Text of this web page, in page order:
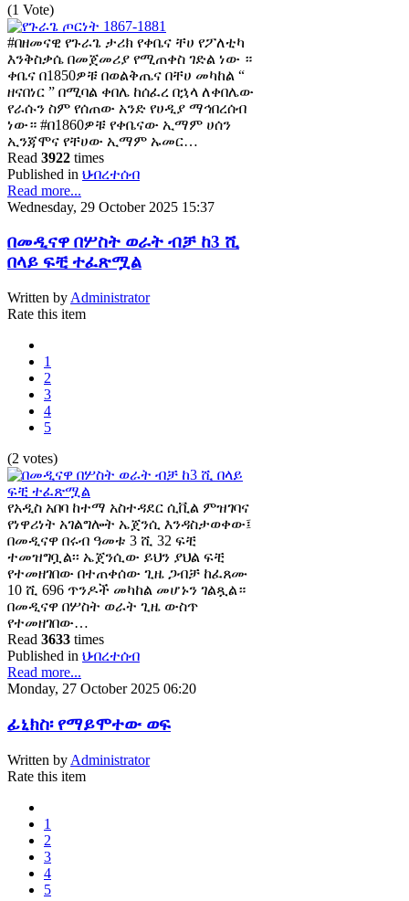
(1 Vote)
#በዘመናዊ የጉራጌ ታሪክ የቀቤና ቸሀ የፖለቲካ
እንቅስቃሴ በመጀመሪያ የሚጠቀስ ገድል ነው ።
ቀቤና በ1850ዎቹ በወልቅጤና በቸሀ መካከል “
ዘናበነር ” በሚባል ቀበሌ ከሰፈረ በኋላ ለቀበሌው
የራሱን ስም የሰጠው አንድ የሀዲያ ማኅበረሰብ
ነው። #በ1860ዎቹ የቀቤናው ኢማም ሀሰን
ኢንጃሞና የቸሀው ኢማም ኡመር…
Read 3922 times
Published in ህብረተሰብ
Read more...
Wednesday, 29 October 2025 15:37
በመዲናዋ በሦስት ወራት ብቻ ከ3 ሺ
በላይ ፍቺ ተፈጽሟል
Written by Administrator
Rate this item
1
2
3
4
5
(2 votes)
የአዲስ አበባ ከተማ አስተዳደር ሲቪል ምዝገባና
የነዋሪነት አገልግሎት ኤጀንሲ እንዳስታወቀው፤
በመዲናዋ በሩብ ዓመቱ 3 ሺ 32 ፍቺ
ተመዝግቧል፡፡ ኤጀንሲው ይህን ያህል ፍቺ
የተመዘገበው በተጠቀሰው ጊዜ ጋብቻ ከፈጸሙ
10 ሺ 696 ጥንዶች መካከል መሆኑን ገልጿል።
በመዲናዋ በሦስት ወራት ጊዜ ውስጥ
የተመዘገበው…
Read 3633 times
Published in ህብረተሰብ
Read more...
Monday, 27 October 2025 06:20
ፊኒክስ፡ የማይሞተው ወፍ
Written by Administrator
Rate this item
1
2
3
4
5